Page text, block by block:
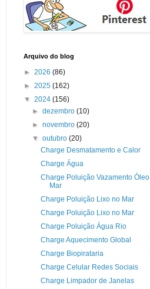
Arquivo do blog
► 2026 (86)
► 2025 (162)
▼ 2024 (156)
► dezembro (10)
► novembro (20)
▼ outubro (20)
Charge Desmatamento e Calor
Charge Água
Charge Poluição Vazamento Óleo
Mar
Charge Poluição Lixo no Mar
Charge Poluição Lixo no Mar
Charge Poluição Água Rio
Charge Aquecimento Global
Charge Biopirataria
Charge Celular Redes Sociais
Charge Limpador de Janelas